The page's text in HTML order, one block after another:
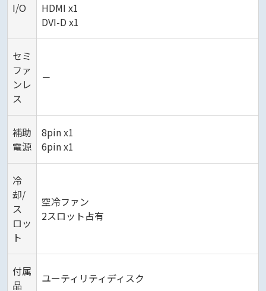
I/O
HDMI x1
DVI-D x1
セミ
ファ
ンレ
ス
－
補助
電源
8pin x1
6pin x1
冷
却/
ス
ロッ
ト
空冷ファン
2スロット占有
付属
品
ユーティリティディスク